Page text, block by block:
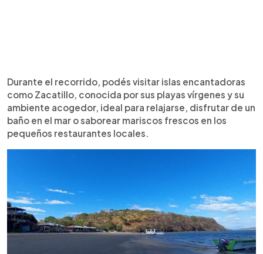
Durante el recorrido, podés visitar islas encantadoras
como Zacatillo, conocida por sus playas vírgenes y su
ambiente acogedor, ideal para relajarse, disfrutar de un
baño en el mar o saborear mariscos frescos en los
pequeños restaurantes locales.